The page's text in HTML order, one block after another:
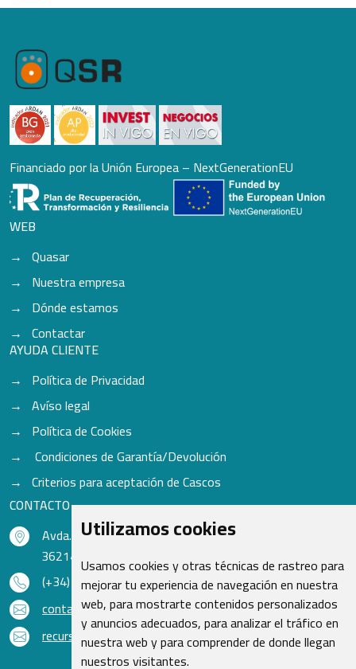
Utilizamos cookies
Usamos cookies y otras técnicas de rastreo para
mejorar tu experiencia de navegación en nuestra
web, para mostrarte contenidos personalizados
y anuncios adecuados, para analizar el tráfico en
nuestra web y para comprender de donde llegan
nuestros visitantes.
Financiado por la Unión Europea – NextGenerationEU
WEB
Quasar
Nuestra empresa
Dónde estamos
Contactar
AYUDA CLIENTE
Política de Privacidad
Avíso legal
Política de Cookies
Condiciones de Garantía/Devolución
Criterios para aceptación de Cascos
CONTACTO
Avda. do Freixo - Sardoma, 13
36214 Vigo - Pontevedra - España
(+34) 986 48 16 33
contacto@qsr.es
recursoshumanos@qsr.es